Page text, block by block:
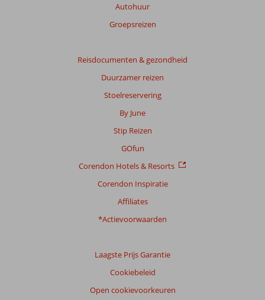
Autohuur
Groepsreizen
Reisdocumenten & gezondheid
Duurzamer reizen
Stoelreservering
By June
Stip Reizen
GOfun
Corendon Hotels & Resorts
Corendon Inspiratie
Affiliates
*Actievoorwaarden
Laagste Prijs Garantie
Cookiebeleid
Open cookievoorkeuren